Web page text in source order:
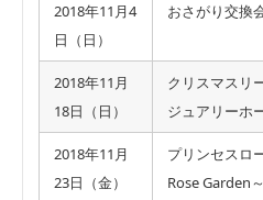
2018年11月4
日（日）
おさがり交換
2018年11月
18日（日）
クリスマスリ
ジュアリーホ
2018年11月
23日（金）
プリンセスロ
Rose Garden